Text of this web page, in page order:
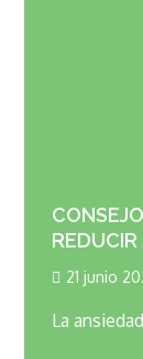
21 junio
La